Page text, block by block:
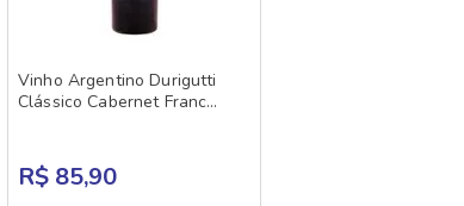
Vinho Argentino Durigutti
Clássico Cabernet Franc
R$ 85,90